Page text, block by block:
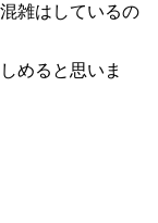
雑はしているの
めると思いま